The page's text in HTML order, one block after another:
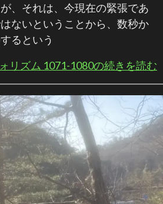
、それは、今現在の緊張であ
ないということから、数秒か
るという
リズム 1071-1080の続きを読む